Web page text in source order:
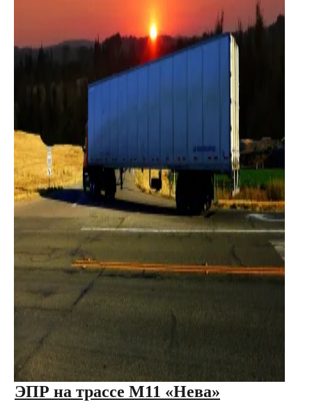
ЭПР на трассе М11 «Нева»